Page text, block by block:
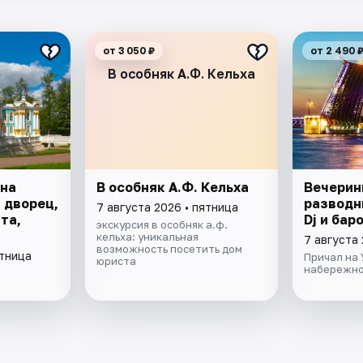
дворец,
В особняк А.Ф. Кельха
от 3 050 ₽
В особняк А.Ф. Кельха
7 августа 2026 • пятница
экскурсия в особняк а.ф.
кельха: уникальная
возможность посетить дом
юриста
от 2 490 ₽
Dj и
7 августа
Причал на